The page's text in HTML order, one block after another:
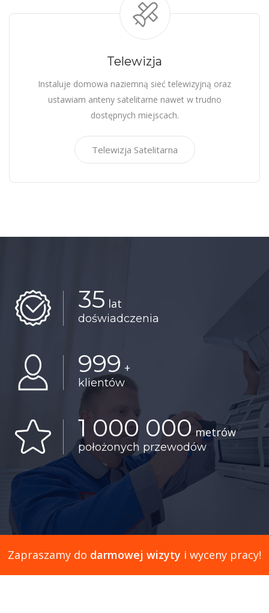
Telewizja
Instaluje domowa naziemną sieć telewizyjną oraz
ustawiam anteny satelitarne nawet w trudno
dostępnych miejscach.
Telewizja Satelitarna
35 lat
doświadczenia
999 +
klientów
1 000 000 metrów
położonych przewodów
Zapraszamy do darmowej wizyty i wyceny pracy!